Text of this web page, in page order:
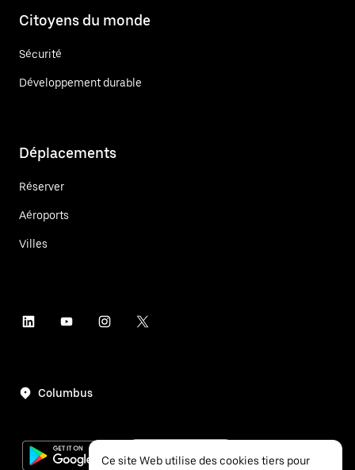
Citoyens du monde
Sécurité
Développement durable
Déplacements
Réserver
Aéroports
Villes
Columbus
Ce site Web utilise des cookies tiers pour